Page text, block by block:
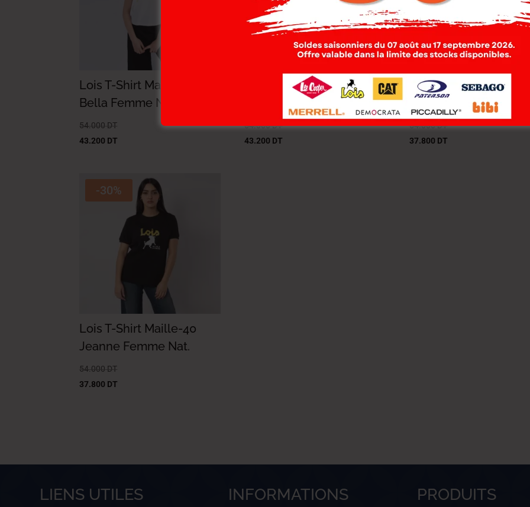
Lois T-Shirt Maille-01
Bella Femme Nat.
54.000 DT
43.200 DT
Lois T-Shirt Maille-03
Bella Femme Nat.
54.000DT
43.200 DT
Lois T-Shirt Maille-08
Adele Femme Nat.
54.000DT
37.800 DT
-30%
Lois T-Shirt Maille-40
Jeanne Femme Nat.
54.000 DT
37.800 DT
LIENS UTILES INFORMATIONS PRODUITS